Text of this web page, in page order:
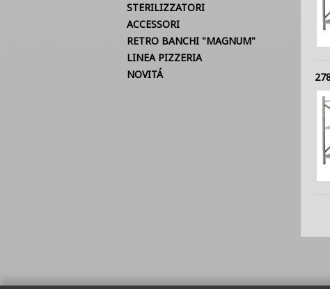
STERILIZZATORI
ACCESSORI
RETRO BANCHI "MAGNUM"
LINEA PIZZERIA
NOVITÁ